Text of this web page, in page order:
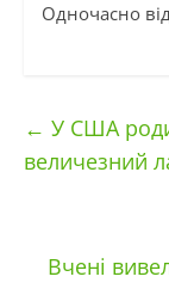
Одночасно
← У США
величезний
Вчені